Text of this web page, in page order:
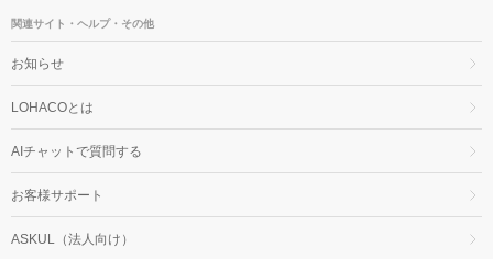
関連サイト・ヘルプ・その他
お知らせ
LOHACOとは
AIチャットで質問する
お客様サポート
ASKUL（法人向け）